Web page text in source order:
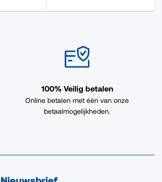
100% Veilig betalen
Online betalen met één van onze
betaalmogelijkheden.